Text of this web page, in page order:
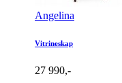
Angelina
Vitrineskap
27 990,-